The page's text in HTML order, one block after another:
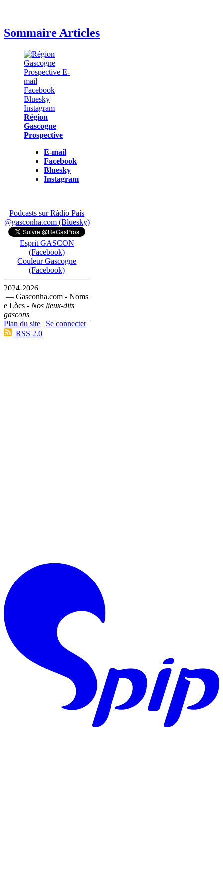
Sommaire Articles
Région
Gascogne
Prospective
E-mail
Facebook
Bluesky
Instagram
Podcasts sur Ràdio País
@gasconha.com (Bluesky)
Esprit GASCON
(Facebook)
Couleur Gascogne
(Facebook)
2024-2026
— Gasconha.com - Noms
e Lòcs - Nos lieux-dits
gascons
Plan du site | Se connecter|
RSS 2.0